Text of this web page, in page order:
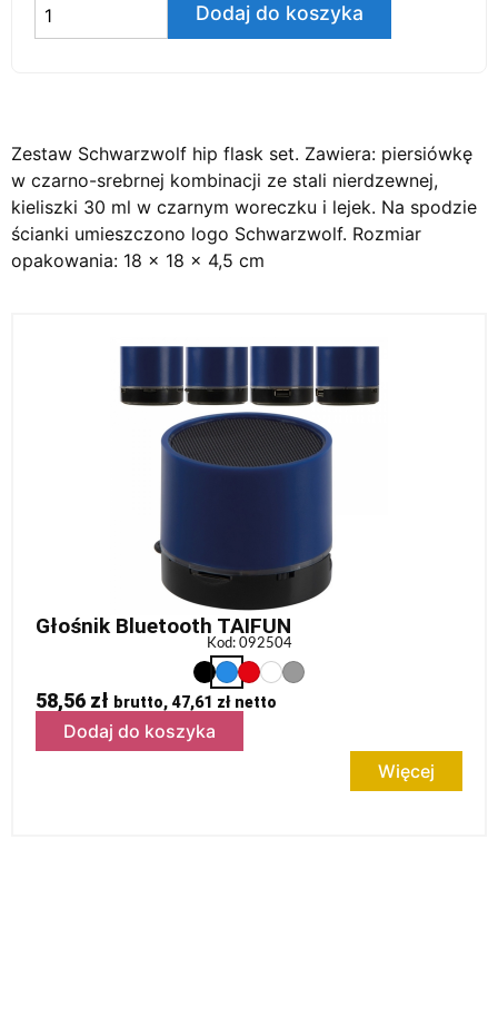
Dodaj do koszyka
Zestaw Schwarzwolf hip flask set. Zawiera: piersiówkę
w czarno-srebrnej kombinacji ze stali nierdzewnej,
kieliszki 30 ml w czarnym woreczku i lejek. Na spodzie
ścianki umieszczono logo Schwarzwolf. Rozmiar
opakowania: 18 x 18 x 4,5 cm
Głośnik Bluetooth TAIFUN
Kod: 092504
58,56 zł brutto, 47,61 złnetto
Dodaj do koszyka
Więcej